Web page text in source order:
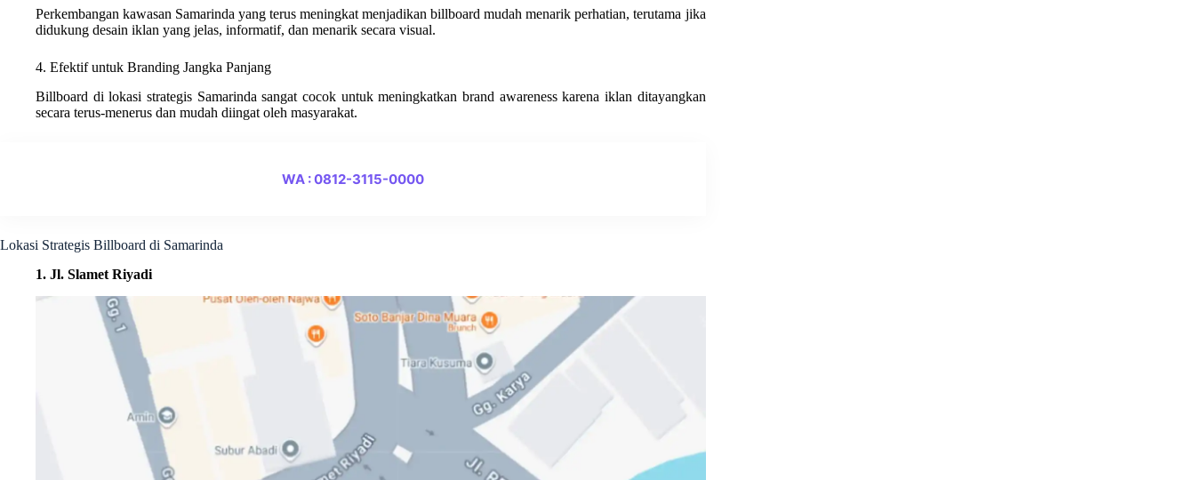
Perkembangan kawasan Samarinda yang terus meningkat menjadikan billboard mudah menarik perhatian, terutama jika
didukung desain iklan yang jelas, informatif, dan menarik secara visual.
4. Efektif untuk Branding Jangka Panjang
Billboard di lokasi strategis Samarinda sangat cocok untuk meningkatkan brand awareness karena iklan ditayangkan
secara terus-menerus dan mudah diingat oleh masyarakat.
WA : 0812-3115-0000
Lokasi Strategis Billboard di Samarinda
1. Jl. Slamet Riyadi